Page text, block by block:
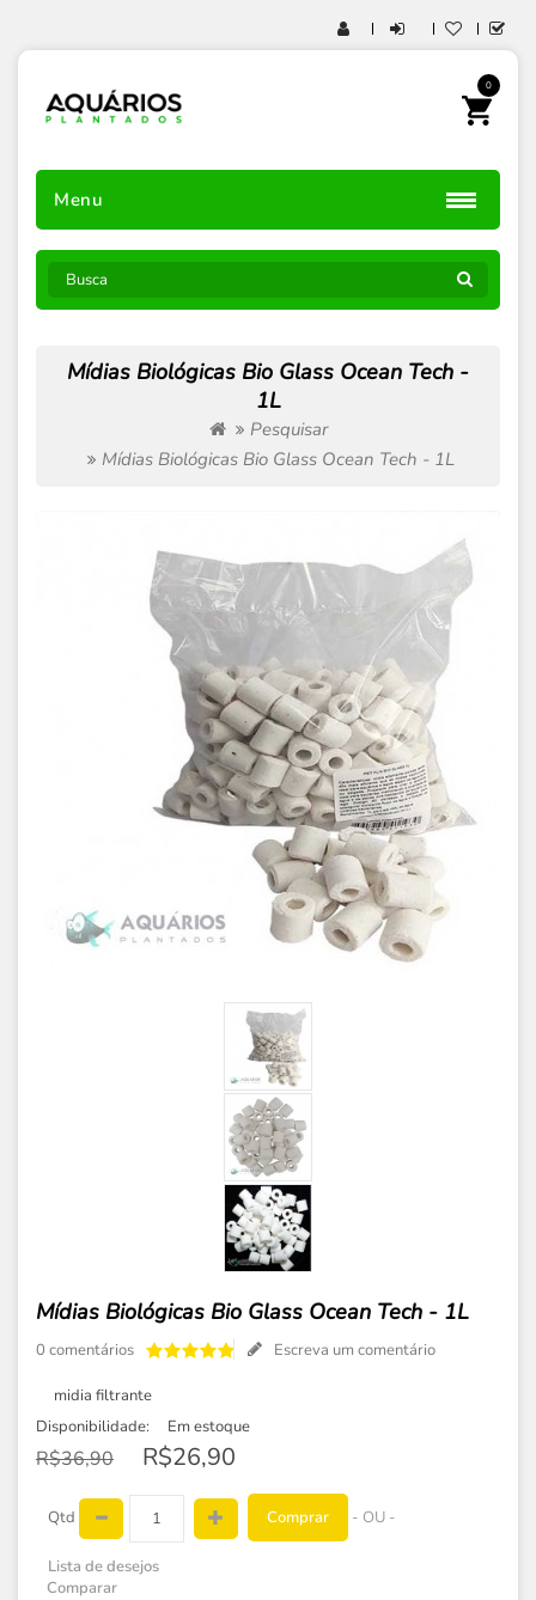
0
Menu
Mídias Biológicas Bio Glass Ocean Tech -
1L
Pesquisar
Mídias Biológicas Bio Glass Ocean Tech - 1L
Mídias Biológicas Bio Glass Ocean Tech - 1L
0 comentários Escreva um comentário
midia filtrante
Disponibilidade:
Em estoque
R$36,90 R$26,90
Qtd Comprar - OU -
Lista de desejos
Comparar